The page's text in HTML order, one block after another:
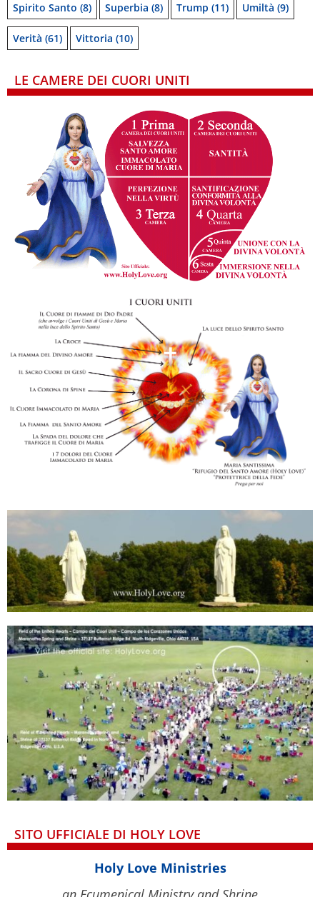
Spirito Santo (8) Superbia (8) Trump (11) Umiltà (9)
Verità (61) Vittoria (10)
LE CAMERE DEI CUORI UNITI
SITO UFFICIALE DI HOLY LOVE
Holy Love Ministries